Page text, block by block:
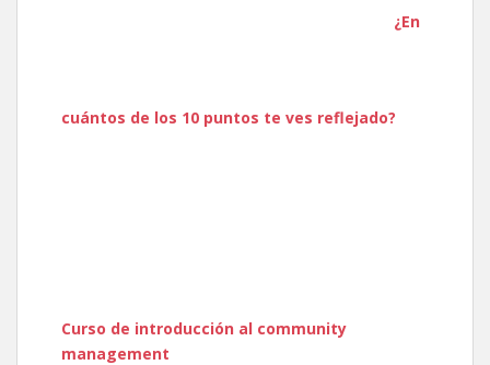
¿En
cuántos de los 10 puntos te ves reflejado?
Curso de introducción al community
management